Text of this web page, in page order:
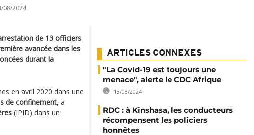
08/2024
de 13 officiers
avancée dans les
durant la
en avril 2020 dans une
de confinement, a
(IPID) dans un
ARTICLES CONNEXES
"La Covid-19 est toujours une
menace", alerte le CDC Afrique
13/08/2024
RDC : à Kinshasa, les conducteurs
récompensent les policiers
honnêtes